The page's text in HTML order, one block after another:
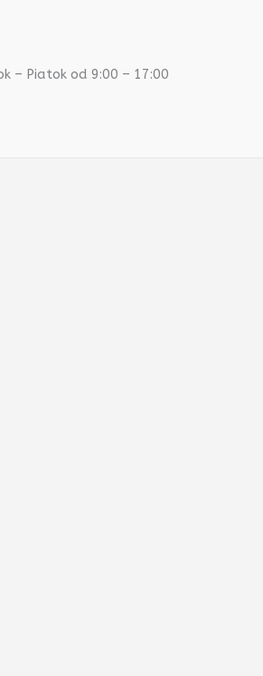
– Piatok od 9:00 – 17:00